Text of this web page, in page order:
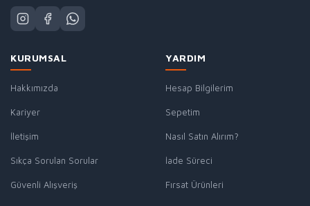
KURUMSAL
Hakkımızda
Kariyer
İletişim
Sıkça Sorulan Sorular
Güvenli Alışveriş
YARDIM
Hesap Bilgilerim
Sepetim
Nasıl Satın Alırım?
İade Süreci
Fırsat Ürünleri